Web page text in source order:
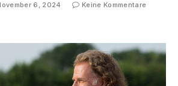
6, 2024
Keine Kommentare